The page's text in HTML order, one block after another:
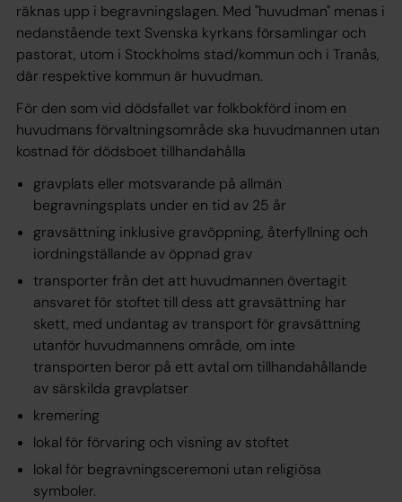
räknas upp i begravningslagen. Med "huvudman" menas i
nedanstående text Svenska kyrkans församlingar och
pastorat, utom i Stockholms stad/kommun och i Tranås,
där respektive kommun är huvudman.
För den som vid dödsfallet var folkbokförd inom en
huvudmans förvaltningsområde ska huvudmannen utan
kostnad för dödsboettillhandahålla
gravplats eller motsvarande på allmän
begravningsplats under entid av 25 år
gravsättning inklusive gravöppning, återfyllning och
iordningställande av öppnad grav
transporter från det att huvudmannen övertagit
ansvaret för stoftettill dess att gravsättning har
skett, med undantag av transport för gravsättning
utanför huvudmannens område, om inte
transporten beror på ett avtal om tillhandahållande
av särskilda gravplatser
kremering
lokal för förvaring och visning av stoftet
lokal för begravningsceremoni utan religiösa
symboler.